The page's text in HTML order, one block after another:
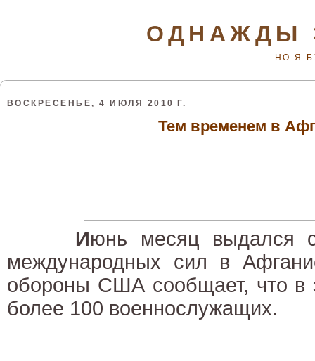
ОДНАЖДЫ
НО Я
ВОСКРЕСЕНЬЕ, 4 ИЮЛЯ 2010 Г.
Тем временем в
Июнь месяц выдался
международных сил в
обороны США сообщает, что в
более 100 военнослужащих.